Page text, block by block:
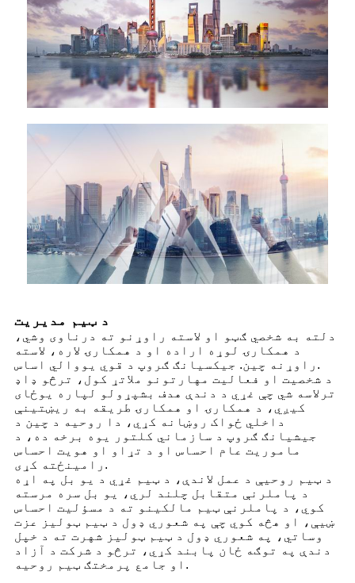
د ټیم مدیریت
دلته به شخصي ګټو او لاسته راوړنو ته درناوی وشي،
د همکارۍ لوړه اراده او د همکارۍ لاره، لاسته
راوړنه چین. جیکسیانګ ګروپ د قوي یووالي اساس.
د شخصیت او فعالیت مهارتونو ملاتړ کول، ترڅو ډاډ
ترلاسه شي چې غړي د دندې هدف بشپړولو لپاره یوځای
کیږي، د همکارۍ او همکارۍ طریقه به ریښتینې
داخلي ځواک روښانه کړي، دا روحیه د چین د
جیشیانګ ګروپ د سازماني کلتور یوه برخه ده، د
ماموریت عام احساس او د تړاو او هویت احساس
رامینځته کړی.
د ټیم روحیې د عمل لاندې، د ټیم غړي د یو بل په اړه
د پاملرنې متقابل چلند لري، یو بل سره مرسته
کوي، د پاملرنې ټیم مالکینو ته د مسؤلیت احساس
ښیې، او هڅه کوي چې په شعوري ډول د ټیم ټولیز عزت
وساتي، په شعوري ډول د ټیم ټولیز شهرت ته د خپل
دندې په توګه ځان پابند کړي، ترڅو د شرکت د آزاد
او جامع پرمختګ ټیم روحیه.